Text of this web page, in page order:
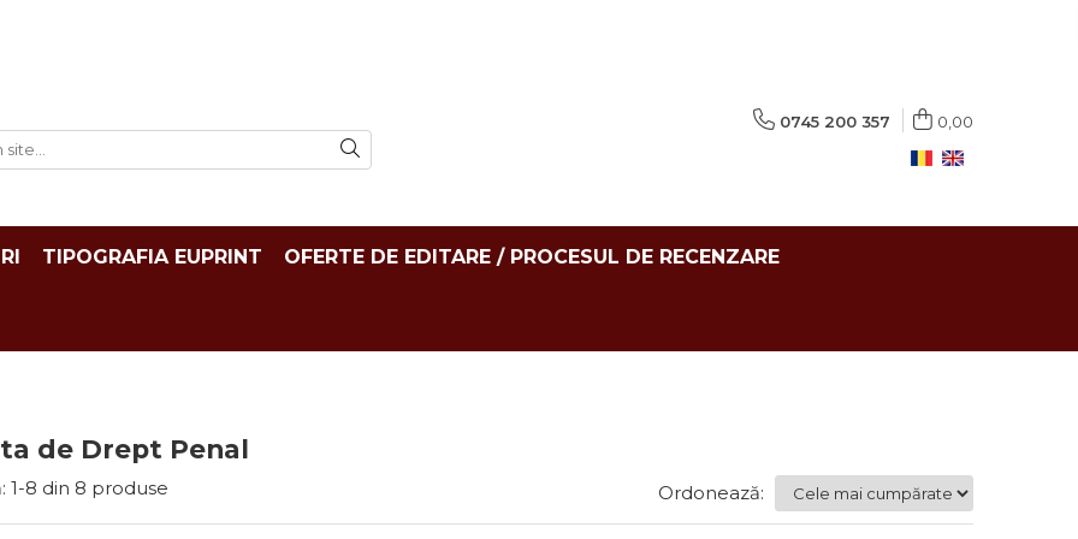
0745 200 357 0,00
TIPOGRAFIA EUPRINT OFERTE DE EDITARE / PROCESUL DE RECENZARE
de Drept Penal
1-8 din 8 produse Ordonează: